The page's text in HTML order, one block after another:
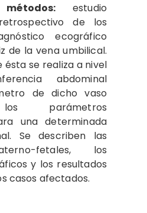
estudio
de los
ecográfico
de la vena umbilical.
ésta se realiza a nivel
abdominal
de dicho vaso
parámetros
una determinada
Se describen las
fetales, los
y los resultados
casos afectados.